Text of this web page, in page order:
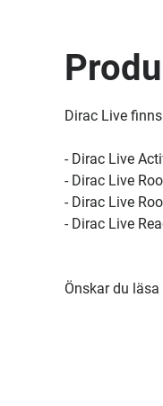
Dirac Live
- Dirac Live
- Dirac Live
- Dirac Live
- Dirac Live
Önskar du